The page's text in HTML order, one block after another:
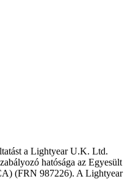
a Lightyear U.K. Ltd.
hatósága az Egyesült
(FRN 987226). A Lightyear